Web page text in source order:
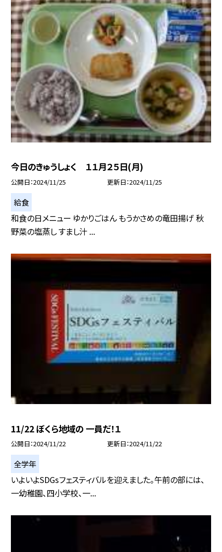
今日のきゅうしょく １１月２５日(月)
公開日 2024/11/25 更新日 2024/11/25
給食
和食の日メニュー ゆかりごはん もうかさめの竜田揚げ 秋
野菜の塩蒸し すまし汁 ...
11/22 ぼくら地域の 一員だ！１
公開日 2024/11/22 更新日 2024/11/22
全学年
いよいよSDGsフェスティバルを迎えました。午前の部には、
一幼稚園、四小学校、一...